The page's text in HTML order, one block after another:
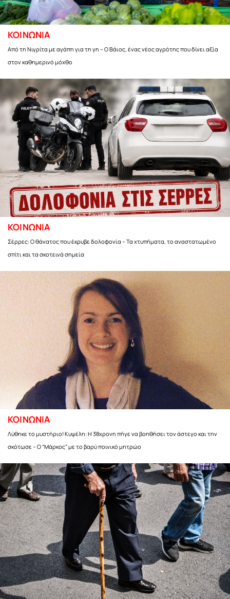
ΚΟΙΝΩΝΙΑ
Από τη Νιγρίτα με αγάπη για τη γη – Ο Βάιος, ένας νέος αγρότης που δίνει αξία
στον καθημερινό μόχθο
ΚΟΙΝΩΝΙΑ
Σέρρες: Ο θάνατος που έκρυβε δολοφονία – Τα χτυπήματα, το αναστατωμένο
σπίτι και τα σκοτεινά σημεία
ΚΟΙΝΩΝΙΑ
Λύθηκε το μυστήριο! Κυψέλη: Η 38χρονη πήγε να βοηθήσει τον άστεγο και την
σκότωσε – Ο “Μάρκος” με το βαρύ ποινικό μητρώο